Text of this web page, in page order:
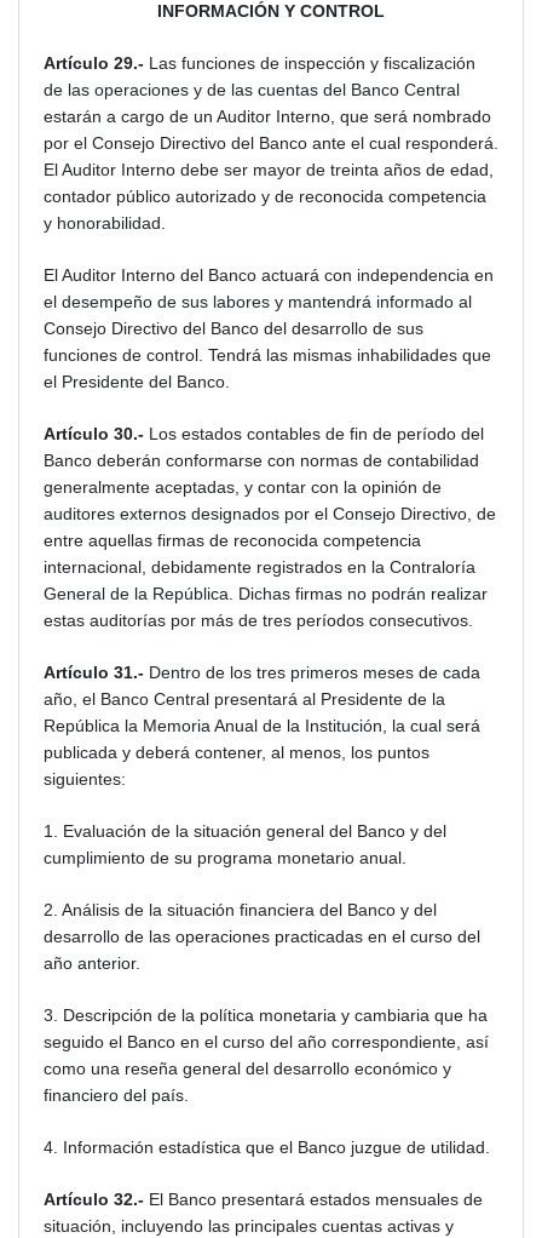
INFORMACIÓN Y CONTROL
Artículo 29.- Las funciones de inspección y fiscalización
de las operaciones y de las cuentas del Banco Central
estarán a cargo de un Auditor Interno, que será nombrado
por el Consejo Directivo del Banco ante el cual responderá.
El Auditor Interno debe ser mayor de treinta años de edad,
contador público autorizado y de reconocida competencia
y honorabilidad.
El Auditor Interno del Banco actuará con independencia en
el desempeño de sus labores y mantendrá informado al
Consejo Directivo del Banco del desarrollo de sus
funciones de control. Tendrá las mismas inhabilidades que
el Presidente del Banco.
Artículo 30.- Los estados contables de fin de período del
Banco deberán conformarse con normas de contabilidad
generalmente aceptadas, y contar con la opinión de
auditores externos designados por el Consejo Directivo, de
entre aquellas firmas de reconocida competencia
internacional, debidamente registrados en la Contraloría
General de la República. Dichas firmas no podrán realizar
estas auditorías por más de tres períodos consecutivos.
Artículo 31.- Dentro de los tres primeros meses de cada
año, el Banco Central presentará al Presidente de la
República la Memoria Anual de la Institución, la cual será
publicada y deberá contener, al menos, los puntos
siguientes:
1. Evaluación de la situación general del Banco y del
cumplimiento de su programa monetario anual.
2. Análisis de la situación financiera del Banco y del
desarrollo de las operaciones practicadas en el curso del
año anterior.
3. Descripción de la política monetaria y cambiaria que ha
seguido el Banco en el curso del año correspondiente, así
como una reseña general del desarrollo económico y
financiero del país.
4. Información estadística que el Banco juzgue de utilidad.
Artículo 32.- El Banco presentará estados mensuales de
situación, incluyendo las principales cuentas activas y